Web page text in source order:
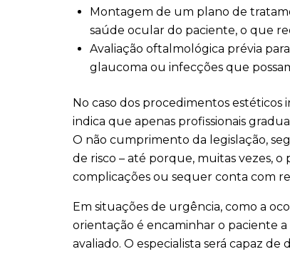
Montagem de um plano de
saúde ocular do paciente, o que
Avaliação oftalmológica prévia
glaucoma ou infecções que
No caso dos procedimentos estéticos
indica que apenas profissionais
O não cumprimento da legislação,
de risco – até porque, muitas vezes,
complicações ou sequer conta com
Em situações de urgência, como a
orientação é encaminhar o paciente
avaliado. O especialista será capaz